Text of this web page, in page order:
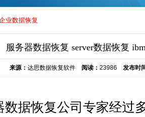
业数据恢复
服务器数据恢复 server数据恢复
来源： 达思数据恢复软件 阅读： 23986 发布时
数据恢复公司专家经过